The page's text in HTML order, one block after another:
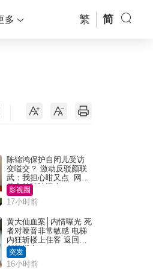
多 繁 简
陈锦鸿保护自闭儿受访
变嗌交？ 激动反驳颜联
武：我担心咁又点 网民
批主持咄咄逼人
影视圈
17小时前
黄大仙血案│内情曝光 死
者对噪音非常敏感 电梯
内狂斩楼上住客 返回住
所堕楼亡
突发
16小时前